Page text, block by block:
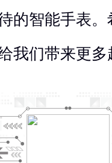
的智能手表
我们带来更